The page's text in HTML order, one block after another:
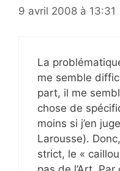
9 avril 2008 à 13:31
La
me semble
part, il me
chose de
moins si j’en
Larousse).
strict, le «